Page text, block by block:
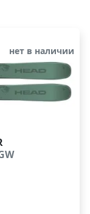
нет в наличии